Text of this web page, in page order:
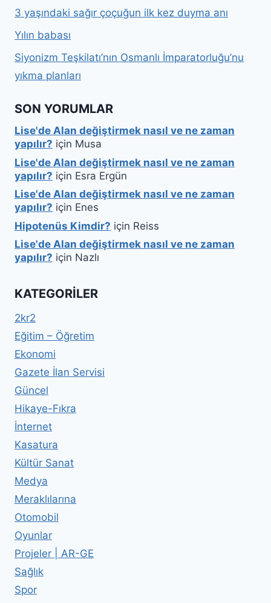
3 yaşındaki sağır çoçuğun ilk kez duyma anı
Yılın babası
Siyonizm Teşkilatı’nın Osmanlı İmparatorluğu’nu
yıkma planları
SON YORUMLAR
Lise'de Alan değiştirmek nasıl ve ne zaman
yapılır? için Musa
Lise'de Alan değiştirmek nasıl ve ne zaman
yapılır? için Esra Ergün
Lise'de Alan değiştirmek nasıl ve ne zaman
yapılır? için Enes
Hipotenüs Kimdir? için Reiss
Lise'de Alan değiştirmek nasıl ve ne zaman
yapılır? için Nazlı
KATEGORILER
2kr2
Eğitim – Öğretim
Ekonomi
Gazete İlan Servisi
Güncel
Hikaye-Fıkra
İnternet
Kasatura
Kültür Sanat
Medya
Meraklılarına
Otomobil
Oyunlar
Projeler | AR-GE
Sağlık
Spor